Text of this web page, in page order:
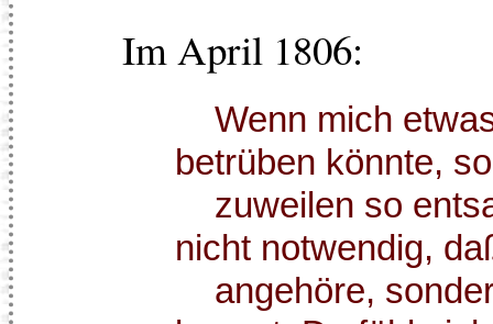
Im April 1806:
Wenn mich
betrüben könnte,
zuweilen so
nicht notwendig,
angehöre,